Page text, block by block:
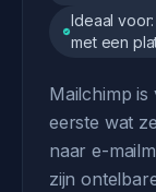
Ideaal
met een
Mailchimp
eerste wat
naar e-
zijn